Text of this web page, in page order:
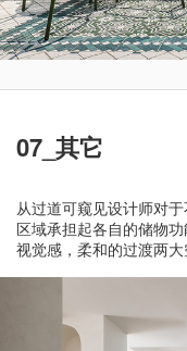
07_其它
从过道可窥见设计师对
区域承担起各自的储物
视觉感，柔和的过渡两大